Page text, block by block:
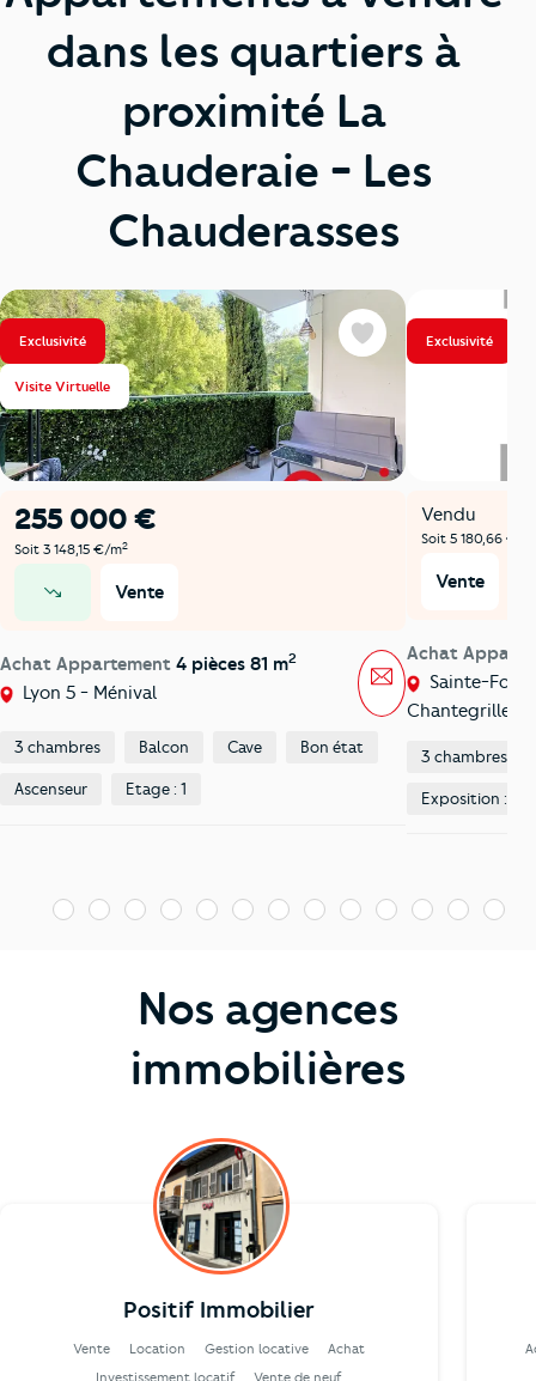
dans les quartiers à
proximité La
Chauderaie - Les
Chauderasses
Exclusivité
Visite Virtuelle
255 000 €
Soit 3 148,15 €/m2
Vente
Achat Appartement 4 pièces 81 m2
Lyon 5 - Ménival
Favoris
Message
3 chambres Balcon Cave Bon état
Ascenseur Etage : 1
Exclusivité
Vendu
Soit 5 180,66 €/m
Vente
Achat
Sainte-Foy-
Chantegrillet
3 chambres
Exposition :
1 2 3 4 5 6 7 8 9 10 11 12 13
Nos agences
immobilières
Positif Immobilier
Vente Location Gestion locative
Achat
Investissement locatif
Vente de neuf